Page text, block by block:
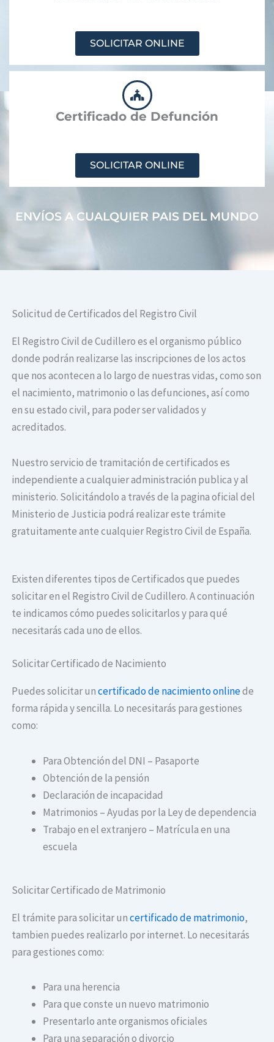
SOLICITAR ONLINE
Certificado de Defunción
SOLICITAR ONLINE
ENVÍOS A CUALQUIER PAIS DEL MUNDO
Solicitud de Certificados del Registro Civil
El Registro Civil de Cudillero es el organismo público
donde podrán realizarse las inscripciones de los actos
que nos acontecen a lo largo de nuestras vidas, como son
el nacimiento, matrimonio o las defunciones, así como
en su estado civil, para poder ser validados y
acreditados.
Nuestro servicio de tramitación de certificados es
independiente a cualquier administración publica y al
ministerio. Solicitándolo a través de la pagina oficial del
Ministerio de Justicia podrá realizar este trámite
gratuitamente ante cualquier Registro Civil de España.
Existen diferentes tipos de Certificados que puedes
solicitar en el Registro Civil de Cudillero. A continuación
te indicamos cómo puedes solicitarlos y para qué
necesitarás cada uno de ellos.
Solicitar Certificado de Nacimiento
Puedes solicitar uncertificado de nacimiento onlinede
forma rápida y sencilla. Lo necesitarás para gestiones
como:
Para Obtención del DNI – Pasaporte
Obtención de la pensión
Declaración de incapacidad
Matrimonios – Ayudas por la Ley de dependencia
Trabajo en el extranjero – Matrícula en una
escuela
Solicitar Certificado de Matrimonio
El trámite para solicitar uncertificado de matrimonio,
tambien puedes realizarlo por internet. Lo necesitarás
para gestiones como:
Para una herencia
Para que conste un nuevo matrimonio
Presentarlo ante organismos oficiales
Para una separación o divorcio